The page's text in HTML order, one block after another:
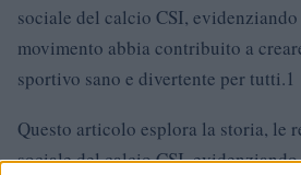
sociale del calcio CSI, evidenziando
movimento abbia contribuito a
sportivo sano e divertente per tutti.1
Questo articolo esplora la storia, le
sociale del calcio CSI,